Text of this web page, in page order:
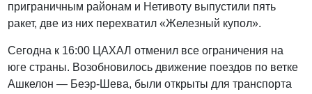
приграничным районам и Нетивоту выпустили пять
ракет, две из них перехватил «Железный купол».
Сегодна к 16:00 ЦАХАЛ отменил все ограничения на
юге страны. Возобновилось движение поездов по ветке
Ашкелон — Беэр-Шева, были открыты для транспорта